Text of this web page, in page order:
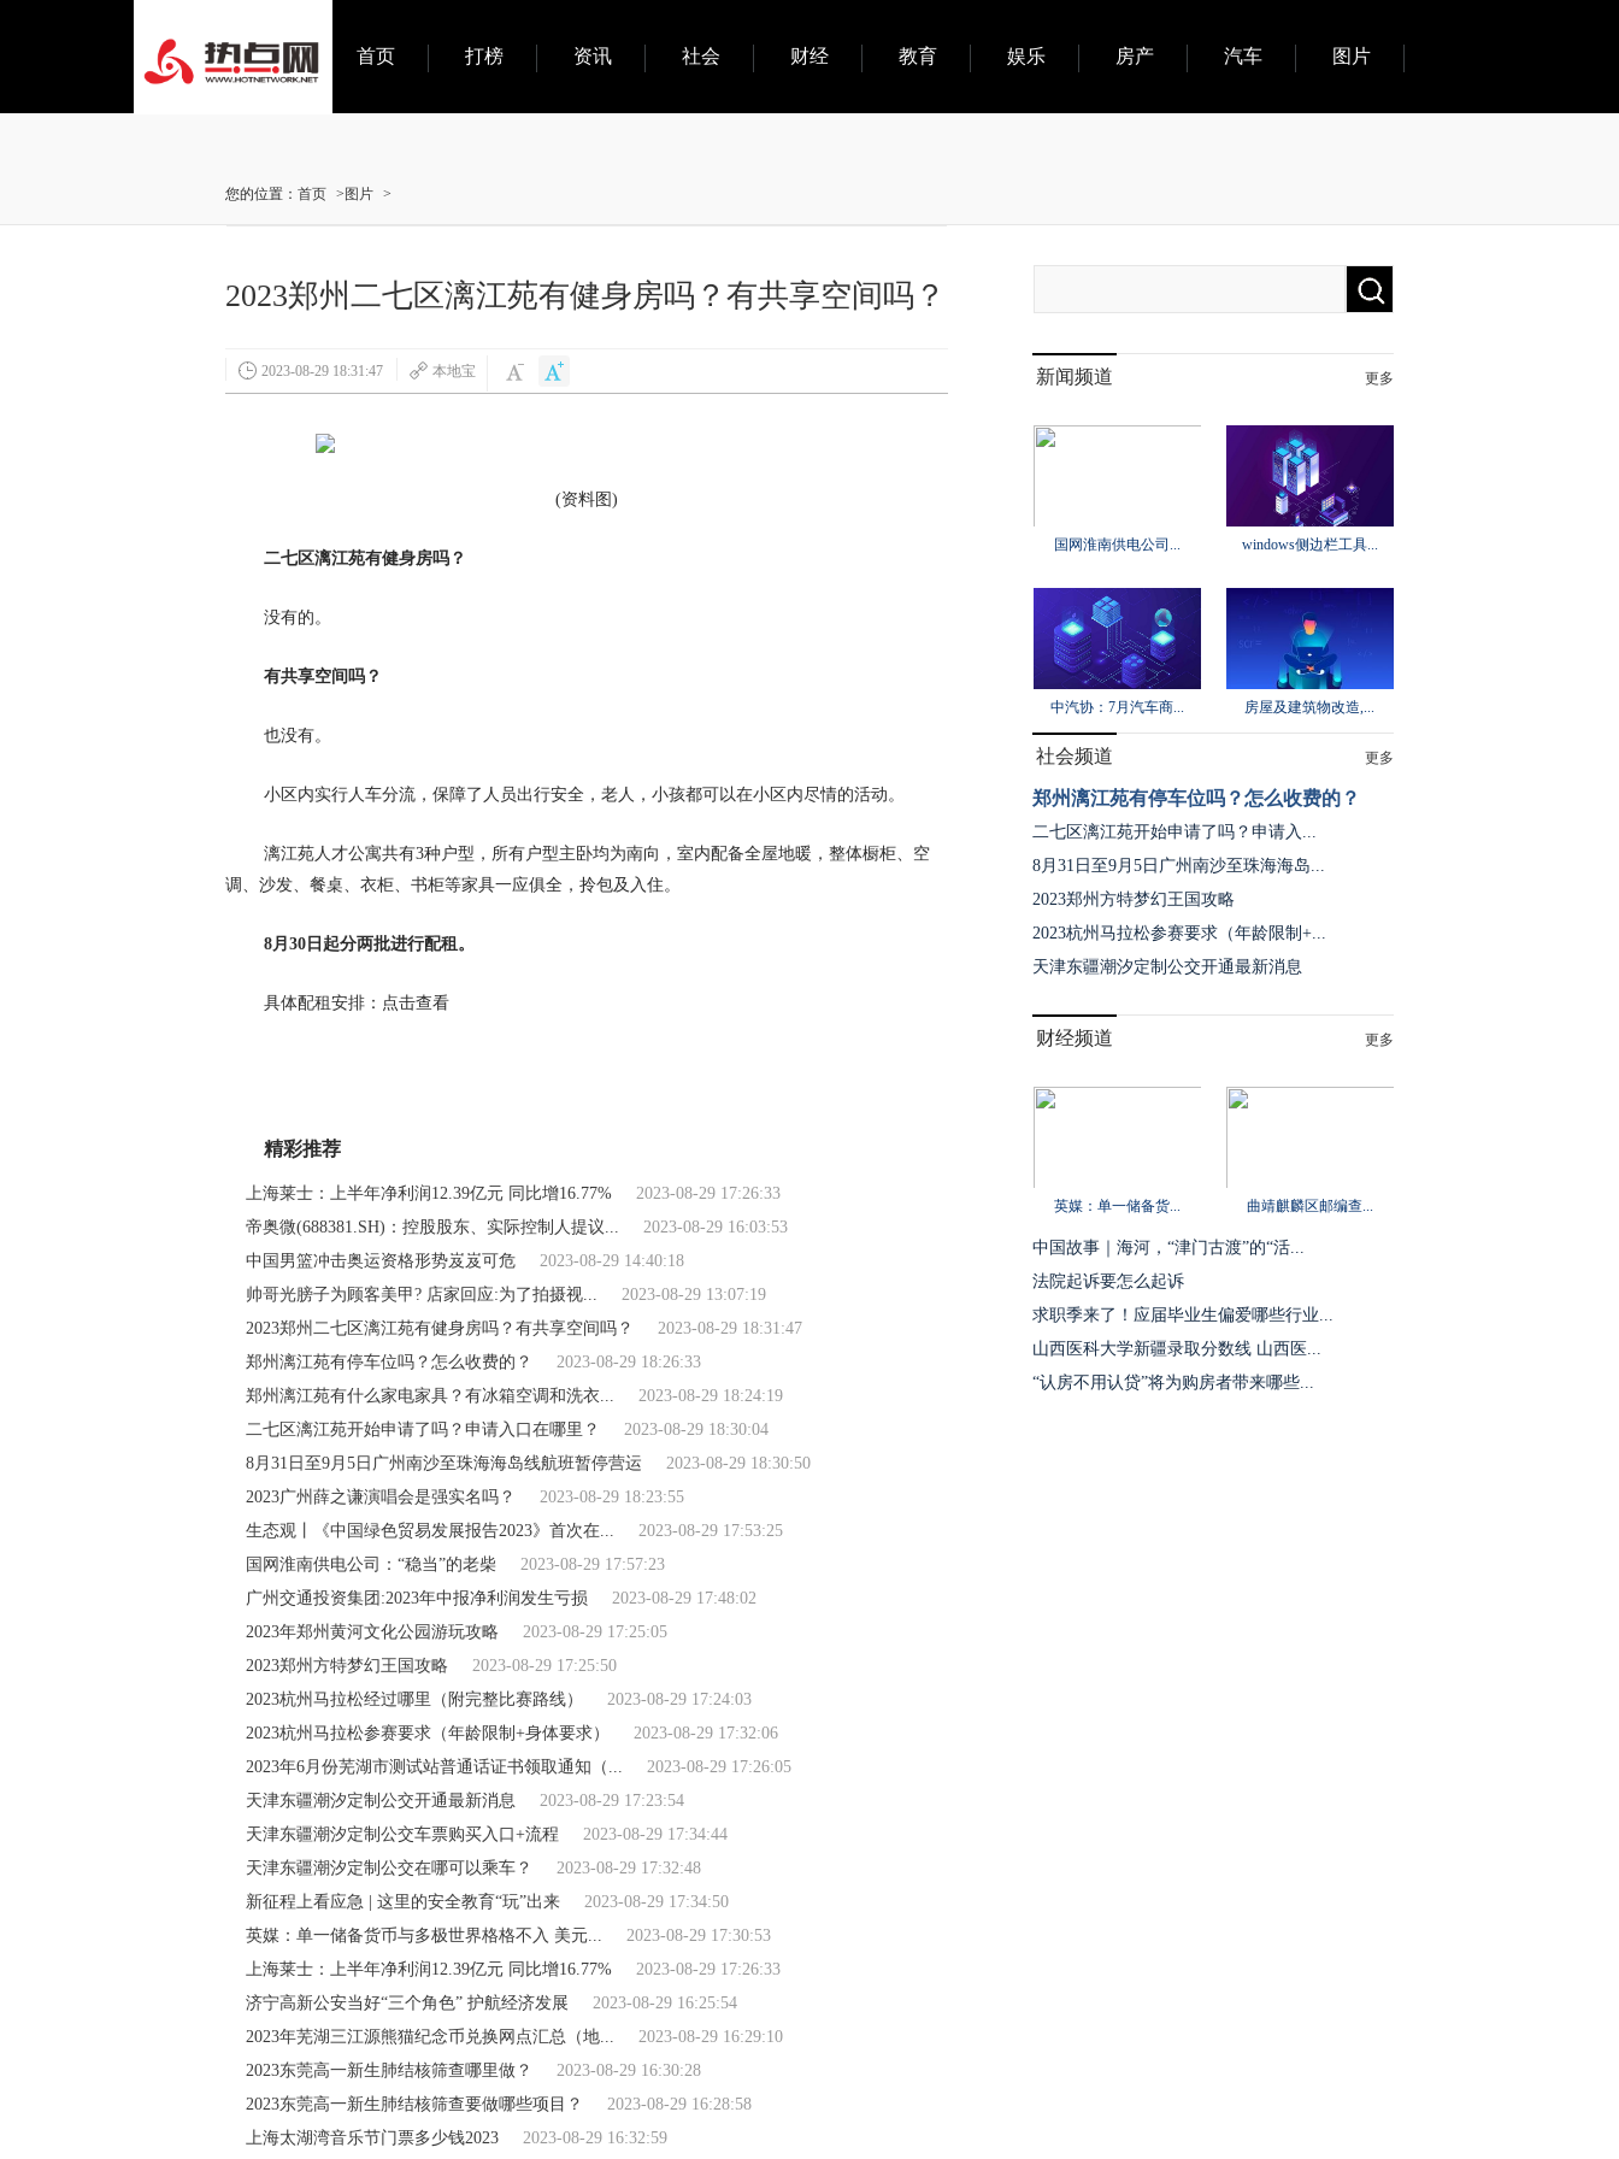
首页 打榜 资讯 社会 财经 教育 娱乐 房产 汽车 图片
您的位置： 首页 > 图片 >
2023郑州二七区漓江苑有健身房吗？有共享空间吗？
2023-08-29 18:31:47 本地宝
(资料图)
二七区漓江苑有健身房吗？
没有的。
有共享空间吗？
也没有。
小区内实行人车分流，保障了人员出行安全，老人，小孩都可以在小区内尽情的活动。
漓江苑人才公寓共有3种户型，所有户型主卧均为南向，室内配备全屋地暖，整体橱柜、空
调、沙发、餐桌、衣柜、书柜等家具一应俱全，拎包及入住。
8月30日起分两批进行配租。
具体配租安排：点击查看
精彩推荐
上海莱士：上半年净利润12.39亿元 同比增16.77%
2023-08-29 17:26:33
帝奥微(688381.SH)：控股股东、实际控制人提议...
2023-08-29 16:03:53
中国男篮冲击奥运资格形势岌岌可危
2023-08-29 14:40:18
帅哥光膀子为顾客美甲? 店家回应:为了拍摄视...
2023-08-29 13:07:19
2023郑州二七区漓江苑有健身房吗？有共享空间吗？
2023-08-29 18:31:47
郑州漓江苑有停车位吗？怎么收费的？
2023-08-29 18:26:33
郑州漓江苑有什么家电家具？有冰箱空调和洗衣...
2023-08-29 18:24:19
二七区漓江苑开始申请了吗？申请入口在哪里？
2023-08-29 18:30:04
8月31日至9月5日广州南沙至珠海海岛线航班暂停营运
2023-08-29 18:30:50
2023广州薛之谦演唱会是强实名吗？
2023-08-29 18:23:55
生态观丨《中国绿色贸易发展报告2023》首次在...
2023-08-29 17:53:25
国网淮南供电公司：“稳当”的老柴
2023-08-29 17:57:23
广州交通投资集团:2023年中报净利润发生亏损
2023-08-29 17:48:02
2023年郑州黄河文化公园游玩攻略
2023-08-29 17:25:05
2023郑州方特梦幻王国攻略
2023-08-29 17:25:50
2023杭州马拉松经过哪里（附完整比赛路线）
2023-08-29 17:24:03
2023杭州马拉松参赛要求（年龄限制+身体要求）
2023-08-29 17:32:06
2023年6月份芜湖市测试站普通话证书领取通知（...
2023-08-29 17:26:05
天津东疆潮汐定制公交开通最新消息
2023-08-29 17:23:54
天津东疆潮汐定制公交车票购买入口+流程
2023-08-29 17:34:44
天津东疆潮汐定制公交在哪可以乘车？
2023-08-29 17:32:48
新征程上看应急 | 这里的安全教育“玩”出来
2023-08-29 17:34:50
英媒：单一储备货币与多极世界格格不入 美元...
2023-08-29 17:30:53
上海莱士：上半年净利润12.39亿元 同比增16.77%
2023-08-29 17:26:33
济宁高新公安当好“三个角色” 护航经济发展
2023-08-29 16:25:54
2023年芜湖三江源熊猫纪念币兑换网点汇总（地...
2023-08-29 16:29:10
2023东莞高一新生肺结核筛查哪里做？
2023-08-29 16:30:28
2023东莞高一新生肺结核筛查要做哪些项目？
2023-08-29 16:28:58
上海太湖湾音乐节门票多少钱2023
2023-08-29 16:32:59
新闻频道 更多
国网淮南供电公司... windows侧边栏工具...
中汽协：7月汽车商... 房屋及建筑物改造,...
社会频道 更多
郑州漓江苑有停车位吗？怎么收费的？
二七区漓江苑开始申请了吗？申请入...
8月31日至9月5日广州南沙至珠海海岛...
2023郑州方特梦幻王国攻略
2023杭州马拉松参赛要求（年龄限制+...
天津东疆潮汐定制公交开通最新消息
财经频道 更多
英媒：单一储备货... 曲靖麒麟区邮编查...
中国故事｜海河，“津门古渡”的“活...
法院起诉要怎么起诉
求职季来了！应届毕业生偏爱哪些行业...
山西医科大学新疆录取分数线 山西医...
“认房不用认贷”将为购房者带来哪些...